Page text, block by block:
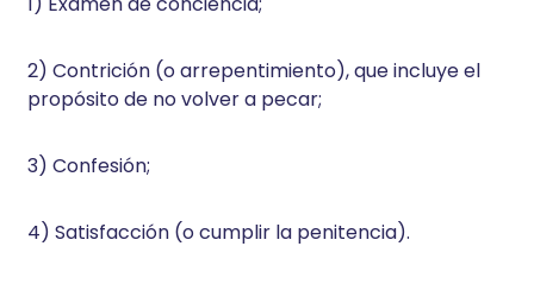
2) Contrición (o arrepentimiento), que incluye el
propósito de no volver a pecar;
3) Confesión;
4) Satisfacción (o cumplir la penitencia).